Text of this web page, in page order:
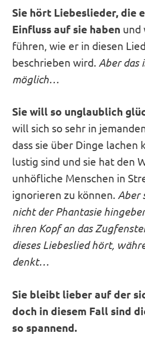
Sie hört Liebeslieder, die
Einfluss auf sie haben und
führen, wie er in diesen
beschrieben wird. Aber das
möglich…
Sie will so unglaublich
will sich so sehr in
dass sie über Dinge lachen
lustig sind und sie hat den
unhöfliche Menschen in
ignorieren zu können. Aber
nicht der Phantasie
ihren Kopf an das
dieses Liebeslied hört,
denkt…
Sie bleibt lieber auf der
doch in diesem Fall sind
so spannend.